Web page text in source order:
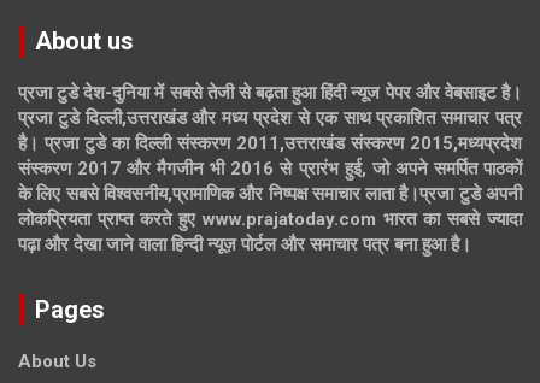
About us
प्रजा टुडे देश-दुनिया में सबसे तेजी से बढ़ता हुआ हिंदी न्यूज पेपर और वेबसाइट है।
प्रजा टुडे दिल्ली,उत्तराखंड और मध्य प्रदेश से एक साथ प्रकाशित समाचार पत्र
है। प्रजा टुडे का दिल्ली संस्करण 2011,उत्तराखंड संस्करण 2015,मध्यप्रदेश
संस्करण 2017 और मैगजीन भी 2016 से प्रारंभ हुई, जो अपने समर्पित पाठकों
के लिए सबसे विश्वसनीय,प्रामाणिक और निष्पक्ष समाचार लाता है।प्रजा टुडे अपनी
लोकप्रियता प्राप्त करते हुए www.prajatoday.com भारत का सबसे ज्यादा
पढ़ा और देखा जाने वाला हिन्दी न्यूज़ पोर्टल और समाचार पत्र बना हुआ है।
Pages
About Us